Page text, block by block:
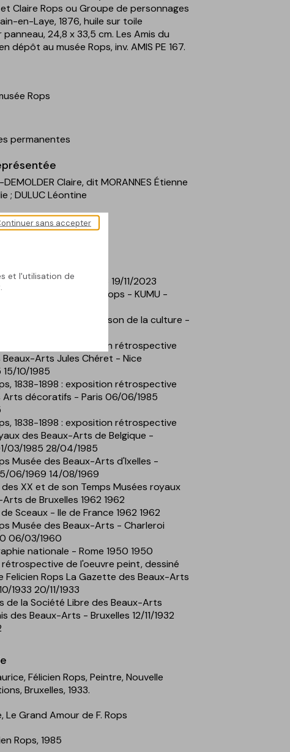
Claire Rops ou Groupe de personnages
en-Laye, 1876, huile sur toile
24,8 x 33,5 cm. Les Amis du
dépôt au musée Rops, inv. AMIS PE 167.
Rops
permanentes
DEMOLDER Claire, dit MORANNES Étienne
; DULUC Léontine
Namur Expo 11/11/2023 19/11/2023
works by Félicien Rops - KUMU -
11/2006-18/02/2007
ne veulx estre Maison de la culture -
1838-1898 : exposition rétrospective
Beaux-Arts Jules Chéret - Nice
10/1985
1838-1898 : exposition rétrospective
Arts décoratifs - Paris 06/06/1985
1838-1898 : exposition rétrospective
des Beaux-Arts de Belgique -
03/1985 28/04/1985
Musée des Beaux-Arts d'Ixelles -
06/1969 14/08/1969
XX et de son Temps Musées royaux
de Bruxelles 1962 1962
Sceaux - Ile de France 1962 1962
Musée des Beaux-Arts - Charleroi
06/03/1960
nationale - Rome 1950 1950
de l'oeuvre peint, dessiné
Felicien Rops La Gazette des Beaux-Arts
1933 20/11/1933
de la Société Libre des Beaux-Arts
des Beaux-Arts - Bruxelles 12/11/1932
Félicien Rops, Peintre, Nouvelle
Bruxelles, 1933.
Le Grand Amour de F. Rops
Rops, 1985
et l'utilisation de
sans accepter